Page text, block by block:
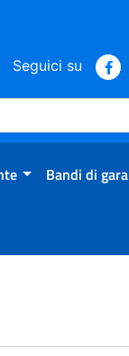
Seguici su
Bandi di gara